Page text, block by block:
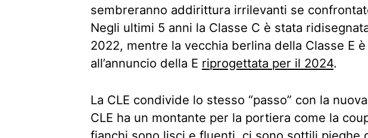
sembreranno addirittura irrilevanti se
Negli ultimi 5 anni la Classe C è stata
2022, mentre la vecchia berlina della Classe E
all’annuncio della E riprogettata per il 2024.
La CLE condivide lo stesso “passo” con la
CLE ha un montante per la portiera come la